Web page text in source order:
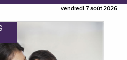
vendredi 7 août 2026